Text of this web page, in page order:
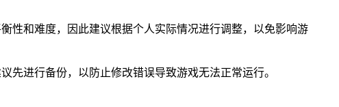
性和难度，因此建议根据个人实际情况进行调整，以免影响游
先进行备份，以防止修改错误导致游戏无法正常运行。